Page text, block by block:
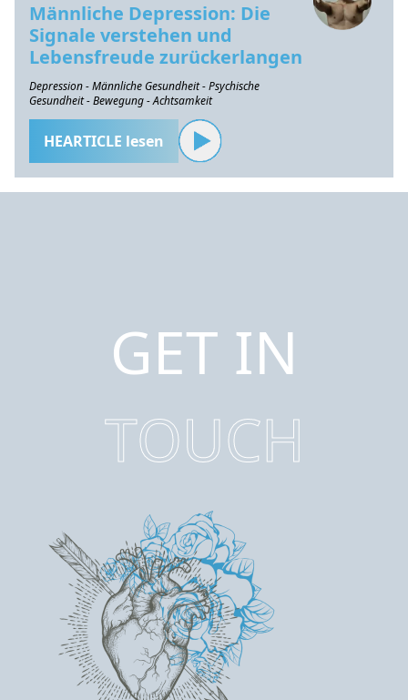
Männliche Depression: Die
Signale verstehen und
Lebensfreude zurückerlangen
Depression - Männliche Gesundheit - Psychische
Gesundheit - Bewegung - Achtsamkeit
HEARTICLE lesen
GET IN
TOUCH